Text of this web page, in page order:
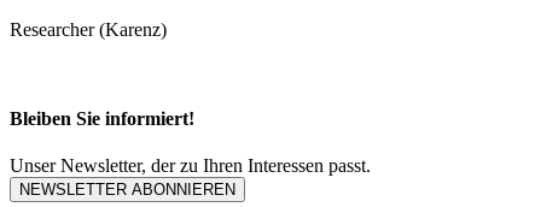
Researcher (Karenz)
Bleiben Sie informiert!
Unser Newsletter, der zu Ihren Interessen passt.
NEWSLETTER ABONNIEREN